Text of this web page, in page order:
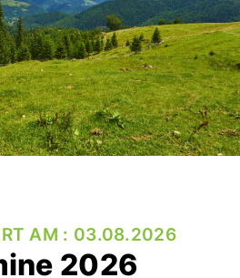
AM : 03.08.2026
2026